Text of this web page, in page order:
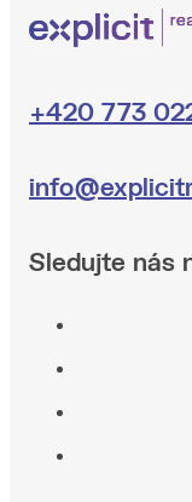
+420 773
Sledujte nás